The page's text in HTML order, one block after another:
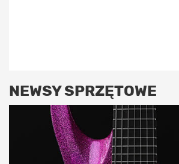
NEWSY SPRZĘTOWE